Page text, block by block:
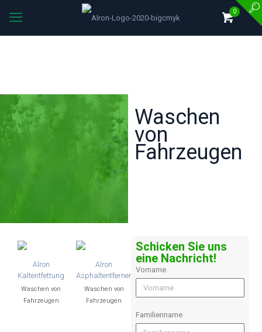
0
Waschen
von
Fahrzeugen
Alron
Kaltentfettung
Waschen von
Fahrzeugen
Alron
Asphaltentferner
Waschen von
Fahrzeugen
Schicken Sie uns
eine Nachricht!
Vorname
Familienname